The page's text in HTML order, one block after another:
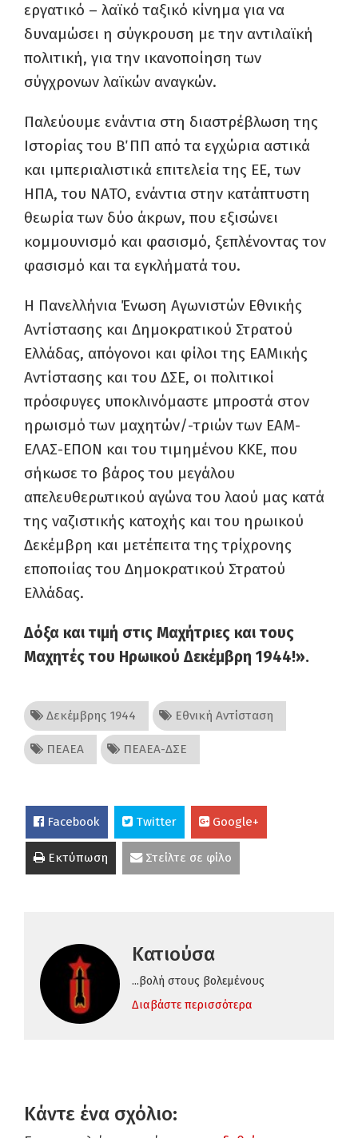
εργατικό – λαϊκό ταξικό κίνημα για να
δυναμώσει η σύγκρουση με την αντιλαϊκή
πολιτική, για την ικανοποίηση των
σύγχρονων λαϊκών αναγκών.
Παλεύουμε ενάντια στη διαστρέβλωση της
Ιστορίας του Β΄ ΠΠ από τα εγχώρια αστικά
και ιμπεριαλιστικά επιτελεία της ΕΕ, των
ΗΠΑ, του ΝΑΤΟ, ενάντια στην κατάπτυστη
θεωρία των δύο άκρων, που εξισώνει
κομμουνισμό και φασισμό, ξεπλένοντας τον
φασισμό και τα εγκλήματά του.
Η Πανελλήνια Ένωση Αγωνιστών Εθνικής
Αντίστασης και Δημοκρατικού Στρατού
Ελλάδας, απόγονοι και φίλοι της ΕΑΜικής
Αντίστασης και του ΔΣΕ, οι πολιτικοί
πρόσφυγες υποκλινόμαστε μπροστά στον
ηρωισμό των μαχητών/-τριών των ΕΑΜ-
ΕΛΑΣ-ΕΠΟΝ και του τιμημένου ΚΚΕ, που
σήκωσε το βάρος του μεγάλου
απελευθερωτικού αγώνα του λαού μας κατά
της ναζιστικής κατοχής και του ηρωικού
Δεκέμβρη και μετέπειτα της τρίχρονης
εποποιίας του Δημοκρατικού Στρατού
Ελλάδας.
Δόξα και τιμή στις Μαχήτριες και τους
Μαχητές του Ηρωικού Δεκέμβρη 1944!».
Δεκέμβρης 1944 Εθνική Αντίσταση
ΠΕΑΕΑ ΠΕΑΕΑ-ΔΣΕ
Facebook Twitter Google+
Εκτύπωση Στείλτε σε φίλο
Κατιούσα
...βολή στους βολεμένους
Διαβάστε περισσότερα
Κάντε ένα σχόλιο: